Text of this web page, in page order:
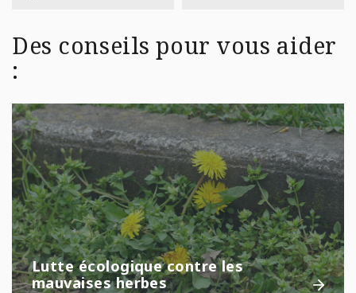
Des conseils pour vous aider
:
Lutte écologique contre les
mauvaises herbes